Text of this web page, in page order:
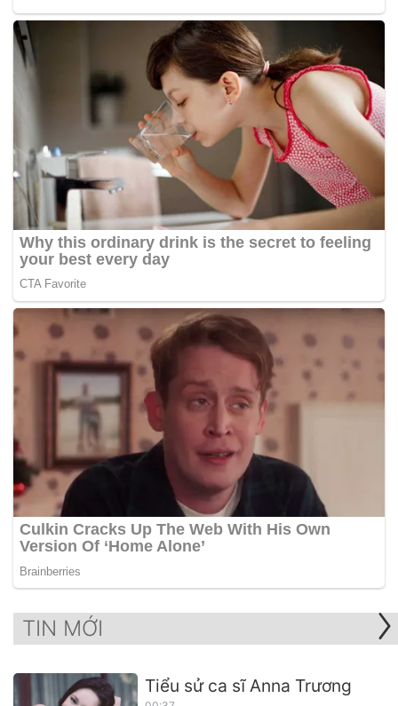
TIN MỚI
Tiểu sử ca sĩ Anna Trương